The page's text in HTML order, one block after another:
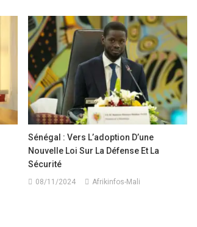
Sénégal : Vers L’adoption D’une
Nouvelle Loi Sur La Défense Et La
Sécurité
08/11/2024 Afrikinfos-Mali